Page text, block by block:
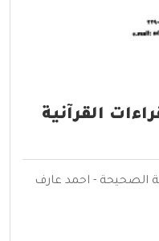
القرآنية
الصحيحة - احمد عارف